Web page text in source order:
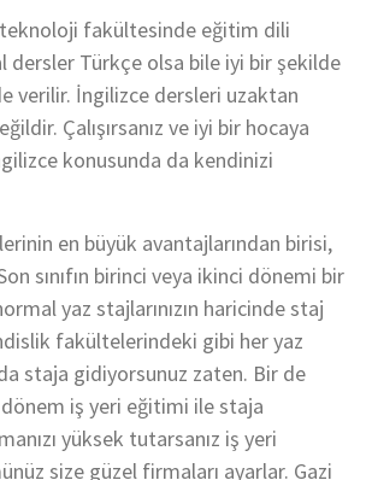
fakültesinde eğitim dili
dersler Türkçe olsa bile iyi bir şekilde
verilir. İngilizce dersleri uzaktan
Çalışırsanız ve iyi bir hocaya
konusunda da kendinizi
en büyük avantajlarından birisi,
sınıfın birinci veya ikinci dönemi bir
yaz stajlarınızın haricinde staj
fakültelerindeki gibi her yaz
staja gidiyorsunuz zaten. Bir de
dönem iş yeri eğitimi ile staja
yüksek tutarsanız iş yeri
size güzel firmaları ayarlar. Gazi